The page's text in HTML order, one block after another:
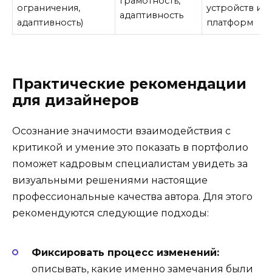
ограничения,
адаптивность)
адаптивность
устройств и
платформ
Практические рекомендации
для дизайнеров
Осознание значимости взаимодействия с
критикой и умение это показать в портфолио
поможет кадровым специалистам увидеть за
визуальными решениями настоящие
профессиональные качества автора. Для этого
рекомендуются следующие подходы:
Фиксировать процесс изменений:
описывать, какие именно замечания были